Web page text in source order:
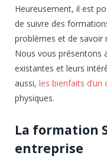
Heureusement, il est
de suivre des
problèmes et de savoir
Nous vous présentons
existantes et leurs
aussi, les bienfaits
physiques.
La formation
entreprise